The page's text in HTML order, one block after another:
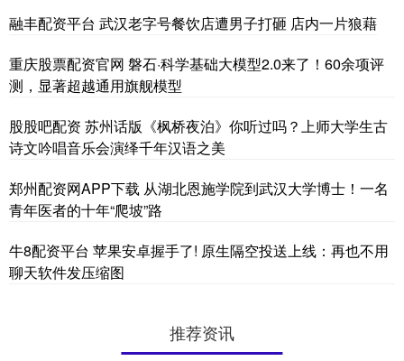
融丰配资平台 武汉老字号餐饮店遭男子打砸 店内一片狼藉
重庆股票配资官网 磐石·科学基础大模型2.0来了！60余项评
测，显著超越通用旗舰模型
股股吧配资 苏州话版《枫桥夜泊》你听过吗？上师大学生古
诗文吟唱音乐会演绎千年汉语之美
郑州配资网APP下载 从湖北恩施学院到武汉大学博士！一名
青年医者的十年“爬坡”路
牛8配资平台 苹果安卓握手了! 原生隔空投送上线：再也不用
聊天软件发压缩图
推荐资讯